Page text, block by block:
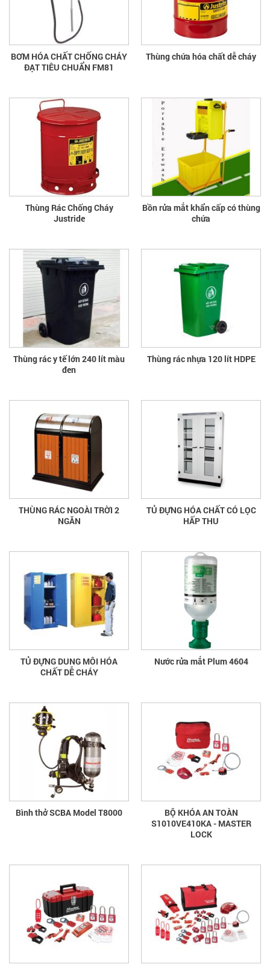
BƠM HÓA CHẤT CHỐNG CHÁY
ĐẠT TIÊU CHUẨN FM81
Thùng chứa hóa chất dễ cháy
Thùng Rác Chống Cháy
Justride
Bồn rửa mắt khẩn cấp có thùng
chứa
Thùng rác y tế lớn 240 lít màu
đen
Thùng rác nhựa 120 lít HDPE
THÙNG RÁC NGOÀI TRỜI 2
NGĂN
TỦ ĐỰNG HÓA CHẤT CÓ LỌC
HẤP THU
TỦ ĐỰNG DUNG MÔI HÓA
CHẤT DỄ CHÁY
Nước rửa mắt Plum 4604
Bình thở SCBA Model T8000
BỘ KHÓA AN TOÀN
S1010VE410KA - MASTER
LOCK